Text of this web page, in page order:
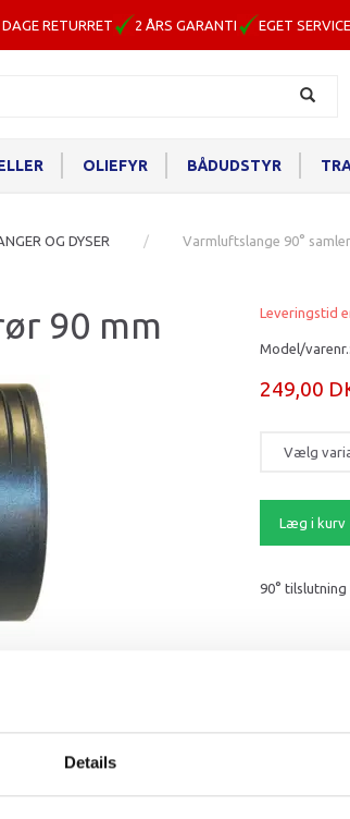
Details
DAGE RETURRET 2 ÅRS GARANTI EGET
OLIEFYR BÅDUDSTYR
OG DYSER Varmluftslange 90°
90 mm Leveringstid
Model/varenr.:
249,00
Læg i kurv
90°